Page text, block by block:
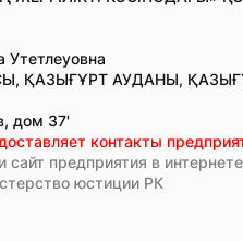
Утетлеуовна
ҚАЗЫҒҰРТ АУДАНЫ,
дом 37'
контакты
сайт предприятия в
юстиции РК